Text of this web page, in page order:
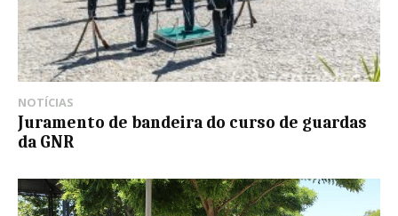
NOTÍCIAS
Juramento de bandeira do curso de guardas
da GNR